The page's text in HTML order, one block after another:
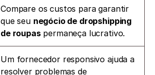
Compare os custos para garantir
que seu negócio de dropshipping
de roupas permaneça lucrativo.
Um fornecedor responsivo ajuda a
resolver problemas de